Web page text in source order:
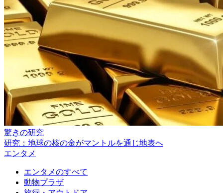
驚きの研究
研究：地球の核の金がマントルを通じ地表へ
エンタメ
エンタメのすべて
動物プラザ